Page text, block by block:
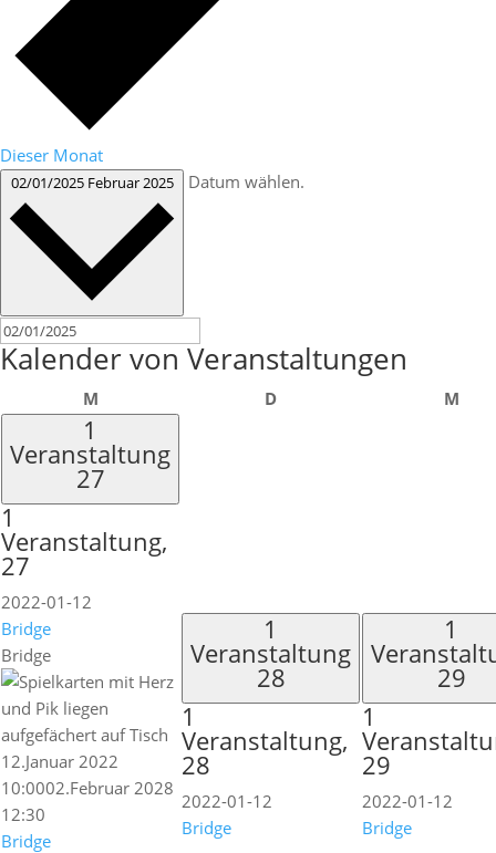
Dieser Monat
02/01/2025 Februar 2025 Datum wählen.
Kalender von Veranstaltungen
MMontag DDienstag M
1
Veranstaltung
27
1
Veranstaltung,
27
2022-01-12
Bridge
Bridge
12.Januar 2022
10:0002.Februar 2028
12:30
Bridge
1
Veranstaltung
28
1
Veranstaltung,
28
2022-01-12
Bridge
1
29
1
29
2022-01-12
Bridge